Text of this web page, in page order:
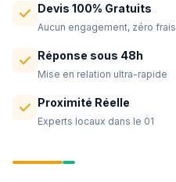
Devis 100% Gratuits
Aucun engagement, zéro frais
Réponse sous 48h
Mise en relation ultra-rapide
Proximité Réelle
Experts locaux dans le 01